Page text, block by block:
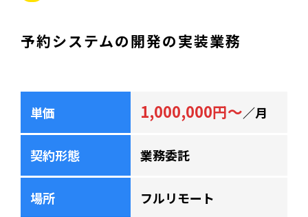
予約システムの開発の実装業務
単価 1,000,000円～／月
契約形態 業務委託
場所 フルリモート